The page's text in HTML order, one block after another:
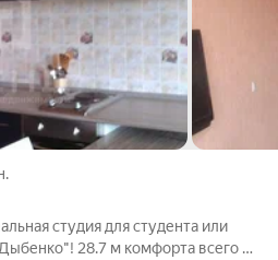
студия для студента или
28.7 м комфорта всего в